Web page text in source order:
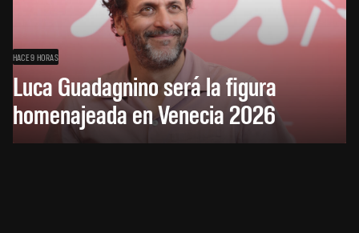
HACE 9 HORAS
Luca Guadagnino será la figura
homenajeada en Venecia 2026